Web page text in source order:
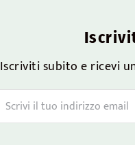
Iscriviti subito e ricevi